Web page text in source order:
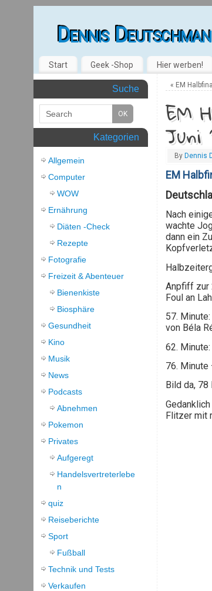
Dennis
Start Geek -Shop Hier werben!
« EM
EM
Juni
By Dennis
EM
Nach
wachte
dann ein
Anpfiff zur
Foul an
57.
von Béla
62.
76.
Bild da,
Flitzer mit
Suche
Kategorien
Allgemein
Computer
WOW
Ernährung
Diäten -Check
Rezepte
Fotografie
Freizeit & Abenteuer
Bienenkiste
Biosphäre
Gesundheit
Kino
Musik
News
Podcasts
Abnehmen
Pokemon
Privates
Aufgeregt
Handelsvertreterlebe
n
quiz
Reiseberichte
Sport
Fußball
Technik und Tests
Verkaufen